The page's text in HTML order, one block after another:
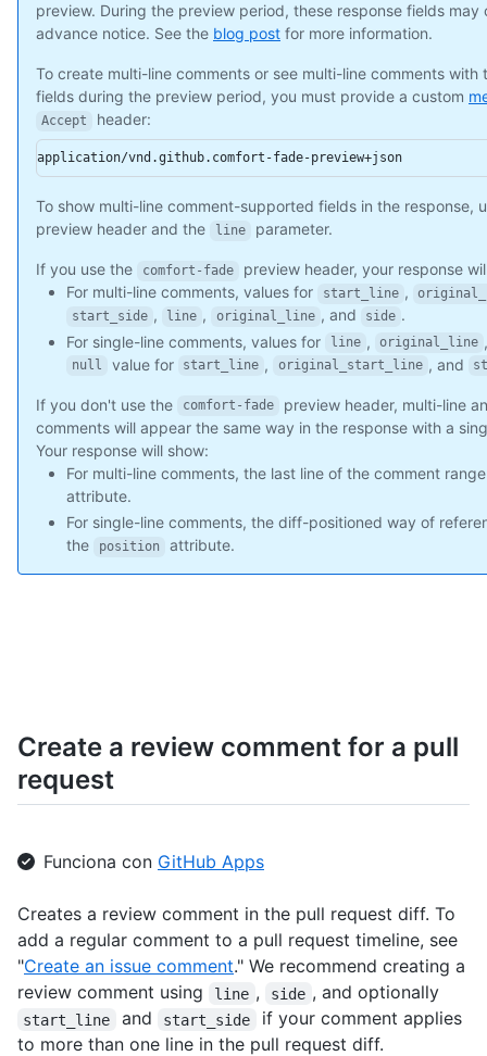
"gists_url": "https://api.github.com/users/octocat/
"starred_url": "https://api.github.com/users/octocat/
"organizations_url": "https://api.github.com/users/
"repos_url": "https://api.github.com/users/octocat/
"events_url": "https://api.github.com/users/octocat/
"received_events_url": "https://api.github.com/users/
      "type": "User",
    },
    "body": "Great stuff!",
    "updated_at": "2011-04-14T16:00:49Z",
"html_url": "https://github.com/octocat/Hello-World/
"pull_request_url": "https://api.github.com/repos/
    "author_association": "NONE",
    "_links": {
"href": "https://api.github.com/repos/octocat/Hello-
      },
      "html": {
"href": "https://github.com/octocat/Hello-World/
      },
"href": "https://api.github.com/repos/octocat/Hello-
      }
    },
]
preview. During the preview period, these response fields may
advance notice. See the blog post for more information.
To create multi-line comments or see multi-line comments with
fields during the preview period, you must provide a custom
Accept header:
application/vnd.github.comfort-fade-preview+json
To show multi-line comment-supported fields in the response,
preview header and the
line parameter.
If you use the comfort-fade
preview header, your response
For multi-line comments, values for
start_line ,
start_side , line , original_line , and side .
For single-line comments, values for
line , original_line
null value for start_line , original_start_line , and
If you don't use the comfort-fade
preview header, multi-line
comments will appear the same way in the response with a
Your response will show:
For multi-line comments, the last line of the comment
attribute.
For single-line comments, the diff-positioned way of
the
position attribute.
Create a review comment for a pull
request
Funciona con GitHub Apps
Creates a review comment in the pull request diff. To
add a regular comment to a pull request timeline, see
"Create an issue comment." We recommend creating a
review comment using
line , side , and optionally
start_line and start_side
if your comment applies
to more than one line in the pull request diff.